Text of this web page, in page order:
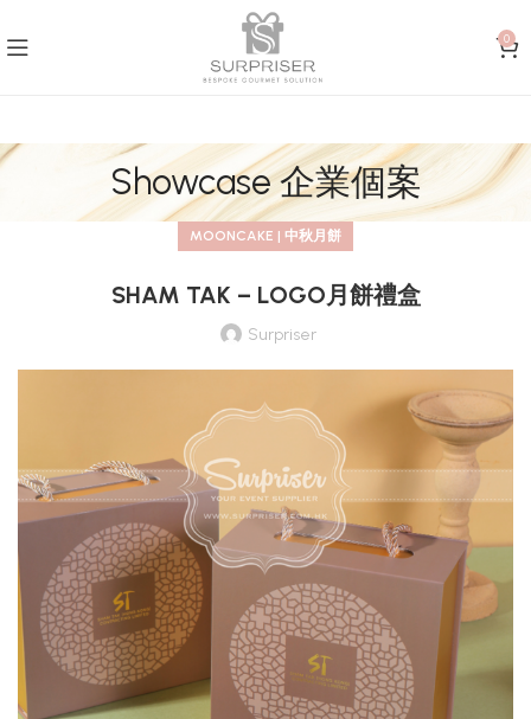
0
Showcase 企業個案
MOONCAKE | 中秋月餅
SHAM TAK – LOGO月餅禮盒
Surpriser